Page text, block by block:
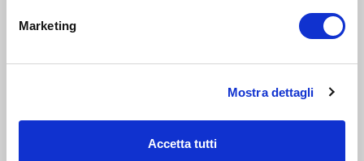
Marketing
Mostra dettagli
Accetta tutti
Zona 1 - Centro storico
Hidden Evidence alla Casa Museo Bagatti Valsecchi